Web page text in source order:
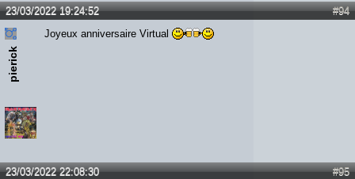
#94
23/03/2022 19:24:52
pierick
Joyeux anniversaire Virtual
#95
23/03/2022 22:08:30